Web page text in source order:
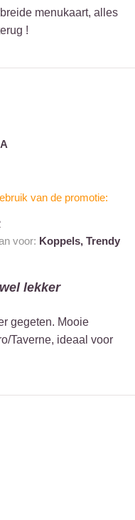
menukaart, alles
!
van de promotie:
voor: Koppels, Trendy
lekker
gegeten. Mooie
Taverne, ideaal voor